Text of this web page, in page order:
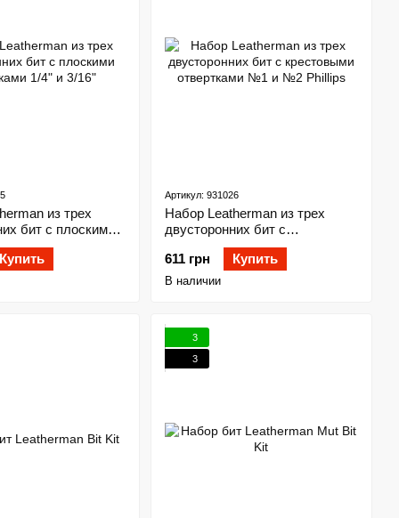
из трех
бит с плоскими
4" и 3/16"
Купить
Артикул: 931026
Набор Leatherman из трех
двусторонних бит с
крестовыми отвертками №1 и
№2 Phillips
611 грн Купить
В наличии
3
3